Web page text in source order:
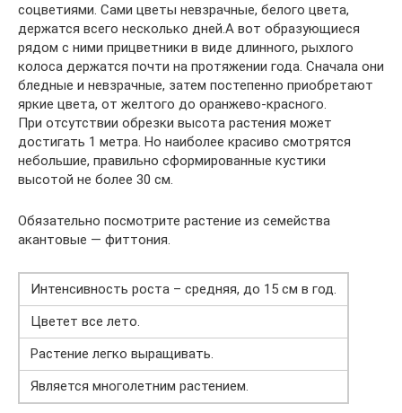
соцветиями. Сами цветы невзрачные, белого цвета,
держатся всего несколько дней.А вот образующиеся
рядом с ними прицветники в виде длинного, рыхлого
колоса держатся почти на протяжении года. Сначала они
бледные и невзрачные, затем постепенно приобретают
яркие цвета, от желтого до оранжево-красного.
При отсутствии обрезки высота растения может
достигать 1 метра. Но наиболее красиво смотрятся
небольшие, правильно сформированные кустики
высотой не более 30 см.
Обязательно посмотрите растение из семейства
акантовые — фиттония.
Интенсивность роста – средняя, до 15 см в год.
Цветет все лето.
Растение легко выращивать.
Является многолетним растением.